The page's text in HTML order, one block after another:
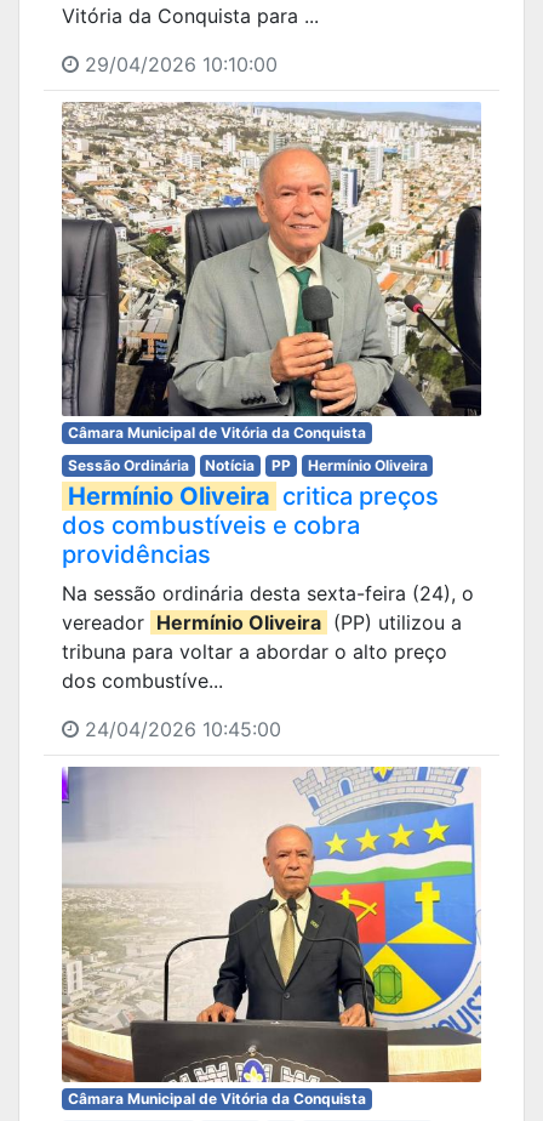
Vitória da Conquista para ...
29/04/2026 10:10:00
Câmara Municipal de Vitória da Conquista
Sessão Ordinária
Notícia PP Hermínio Oliveira
Hermínio Oliveira critica preços
dos combustíveis e cobra
providências
Na sessão ordinária desta sexta-feira (24), o
vereador Hermínio Oliveira (PP) utilizou a
tribuna para voltar a abordar o alto preço
dos combustíve...
24/04/2026 10:45:00
Câmara Municipal de Vitória da Conquista